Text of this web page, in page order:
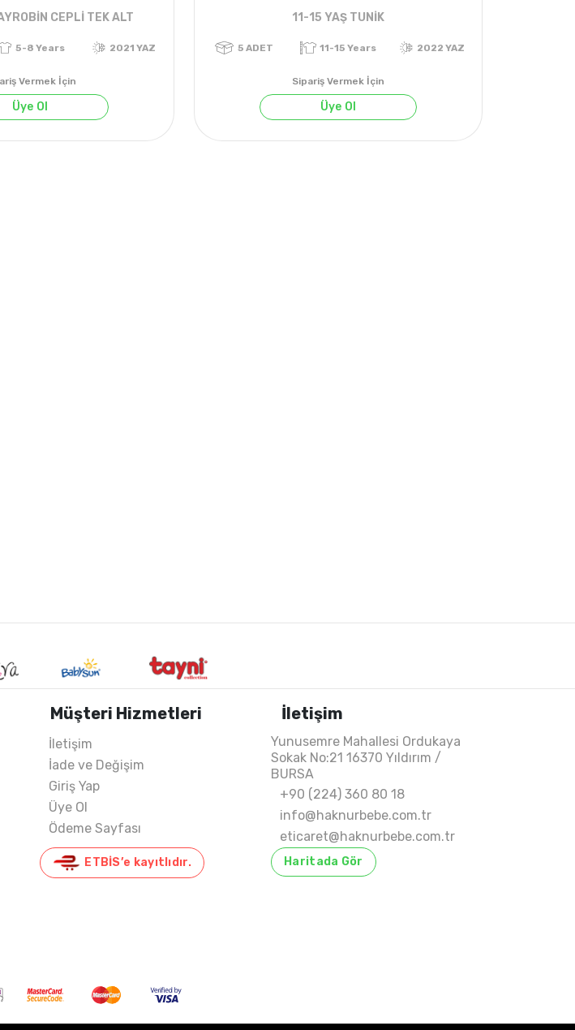
CEPLİ TEK ALT
Vermek İçin
Üye Ol
11-15 YAŞ TUNİK
Sipariş Vermek İçin
Üye Ol
Müşteri Hizmetleri
İletişim
İade ve Değişim
Giriş Yap
Üye Ol
Ödeme Sayfası
ETBİS’e kayıtlıdır.
İletişim
Yunusemre Mahallesi Ordukaya
Sokak No:21 16370 Yıldırım /
BURSA
+90 (224) 360 80 18
info@haknurbebe.com.tr
eticaret@haknurbebe.com.tr
Haritada Gör